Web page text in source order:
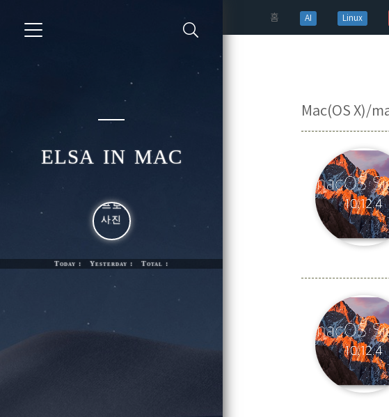
홈(current)
AI Linux
elsa in mac
Today : Yesterday : Total :
Mac(OS X)/